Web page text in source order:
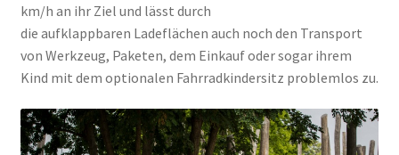
km/h an ihr Ziel und lässt durch
die aufklappbaren Ladeflächen auch noch den Transport
von Werkzeug, Paketen, dem Einkauf oder sogar ihrem
Kind mit dem optionalen Fahrradkindersitz problemlos zu.